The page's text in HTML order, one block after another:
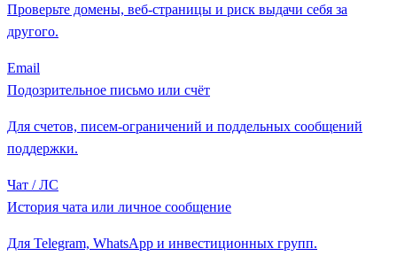
Проверьте домены, веб-страницы и риск выдачи себя за
другого.
Email
Подозрительное письмо или счёт
Для счетов, писем-ограничений и поддельных сообщений
поддержки.
Чат / ЛС
История чата или личное сообщение
Для Telegram, WhatsApp и инвестиционных групп.